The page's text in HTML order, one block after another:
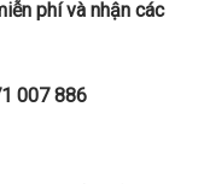
phí và nhận các
007 886